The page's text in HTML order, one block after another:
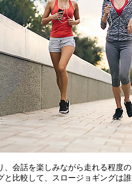
、会話を楽しみながら走れる程度
比較して、スロージョギングは